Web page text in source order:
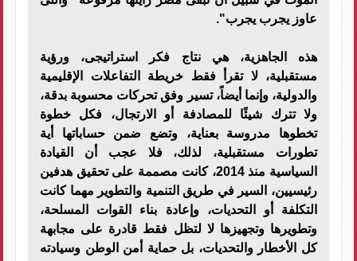
عاوز يجرب يجرب".
هذه الجاهزية، هي نتاج فكر استراتيجى، ورؤية
مستقبلية، لا تقرأ فقط خريطة التفاعلات الإقليمية
والدولية، وإنما أيضاً، تسير وفق تحركات محسوبة بدقة،
ولا تترك شيئًا للمصادفة أو الارتجال، فكل خطوة
تخطوها مدروسة بعناية، وتضع ضمن حساباتها أية
تطورات مستقبلية، لذلك، فلا عجب أن القيادة
السياسية منذ 2014، كانت مصممة على تحقيق هدفين
رئيسيين، السير في طريق التنمية والتطوير مهما كانت
التكلفة أو التحديات، وإعادة بناء القوات المسلحة،
وتطويرها وتجهيزها لا لتظل فقط قادرة على مجابهة
كل الأخطار والتحديات، بل حماية أمن الوطن وسيادته